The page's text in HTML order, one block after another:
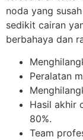
noda yang
sedikit cairan
berbahaya dan
Peralatan
Hasil akhir
80%.
Team